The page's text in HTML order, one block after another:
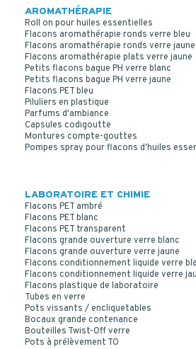
AROMATHÉRAPIE
Roll on pour huiles essentielles
Flacons aromathérapie ronds verre bleu
Flacons aromathérapie ronds verre jaune
Flacons aromathérapie plats verre jaune
Petits flacons bague PH verre blanc
Petits flacons bague PH verre jaune
Flacons PET bleu
Piluliers en plastique
Parfums d'ambiance
Capsules codigoutte
Montures compte-gouttes
Pompes spray pour flacons d'huiles
LABORATOIRE ET CHIMIE
Flacons PET ambré
Flacons PET blanc
Flacons PET transparent
Flacons grande ouverture verre blanc
Flacons grande ouverture verre jaune
Flacons conditionnement liquide verre
Flacons conditionnement liquide verre
Flacons plastique de laboratoire
Tubes en verre
Pots vissants / encliquetables
Bocaux grande contenance
Bouteilles Twist-Off verre
Pots à prélèvement TO